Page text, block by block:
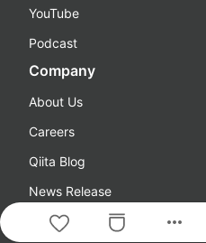
more_horiz
YouTube
Podcast
Company
About Us
Careers
Qiita Blog
News Release